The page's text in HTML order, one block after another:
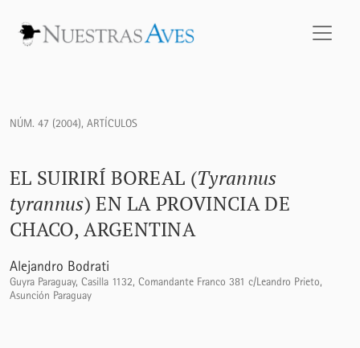
NÚM. 47 (2004), ARTÍCULOS
EL SUIRIRÍ BOREAL (Tyrannus
tyrannus) EN LA PROVINCIA DE
CHACO, ARGENTINA
Alejandro Bodrati
Guyra Paraguay, Casilla 1132, Comandante Franco 381 c/Leandro Prieto,
Asunción Paraguay